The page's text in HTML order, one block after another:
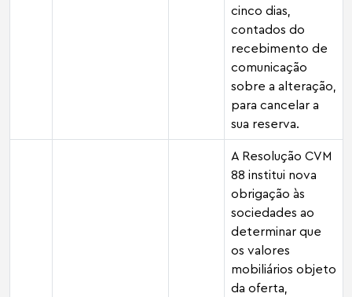
cinco dias,
contados do
recebimento de
comunicação
sobre a alteração,
para cancelar a
sua reserva.
A Resolução CVM
88 institui nova
obrigação às
sociedades ao
determinar que
os valores
mobiliários objeto
da oferta,